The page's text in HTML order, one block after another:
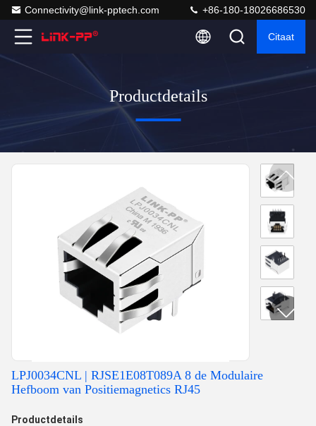
Connectivity@link-pptech.com +86-180-18026686530
Citaat
Productdetails
LPJ0034CNL | RJSE1E08T089A 8 de Modulaire
Hefboom van Positiemagnetics RJ45
Productdetails